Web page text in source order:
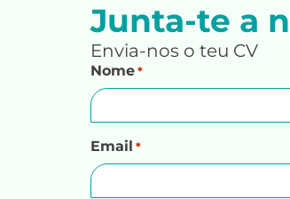
Junta-te a
Envia-nos o teu CV
Nome *
Email *